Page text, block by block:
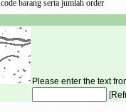
barang serta jumlah order
Please enter the text
[